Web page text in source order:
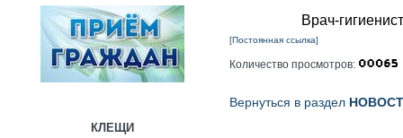
КЛЕЩИ
Врач-
[Постоянная ссылка]
Количество просмотров:
Вернуться в раздел